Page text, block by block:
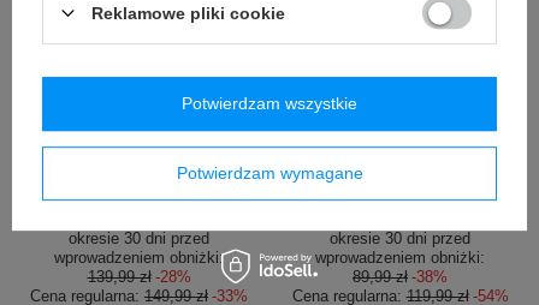
PROMOCJA
West Loop Mini 300ml -
czarny metalik
szt.
okresie 30 dni przed
wprowadzeniem obniżki:
139,99 zł -28%
Cena regularna: 149,99 zł -33%
PROMOCJA
Contigo Huron 470ml - Biscay
Bay
54,90 zł
okresie 30 dni przed
wprowadzeniem obniżki:
89,99 zł -38%
Cena regularna:119,99 zł -54%
Reklamowe pliki cookie
Potwierdzam wymagane
Potwierdzam wszystkie